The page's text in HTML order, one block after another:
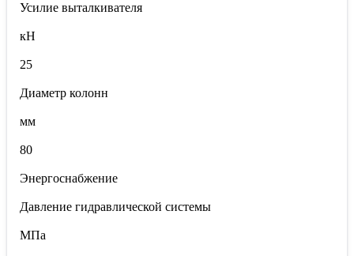
Усилие выталкивателя
кН
25
Диаметр колонн
мм
80
Энергоснабжение
Давление гидравлической системы
МПа